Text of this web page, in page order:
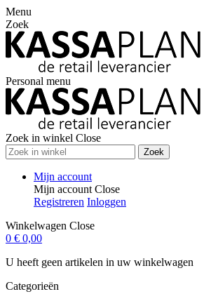
Menu
Zoek
Personal menu
Zoek in winkel Close
Zoek
Mijn account
Mijn account Close
Registreren Inloggen
Winkelwagen Close
0 € 0,00
U heeft geen artikelen in uw winkelwagen
Categorieën